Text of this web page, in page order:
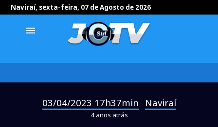
Naviraí, sexta-feira, 07 de Agosto de 2026
menu
03/04/2023 17h37min Naviraí
4 anos atrás